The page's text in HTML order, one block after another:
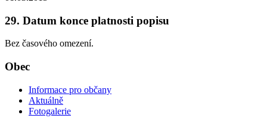
29. Datum konce platnosti popisu
Bez časového omezení.
Obec
Informace pro občany
Aktuálně
Fotogalerie